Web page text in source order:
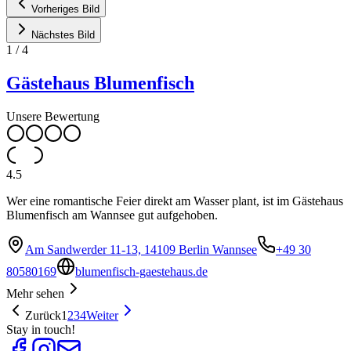
Vorheriges Bild
Nächstes Bild
1 /4
Gästehaus Blumenfisch
Unsere Bewertung
4.5
Wer eine romantische Feier direkt am Wasser plant, ist im Gästehaus
Blumenfisch am Wannsee gut aufgehoben.
Am Sandwerder 11-13, 14109 Berlin Wannsee
+49 30
80580169
blumenfisch-gaestehaus.de
Mehr sehen
Zurück1 234Weiter
Stay in touch!